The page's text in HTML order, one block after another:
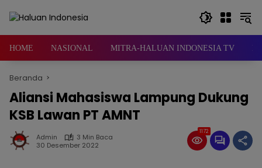
HOME NASIONAL MITRA-HALUAN INDONESIA TV
Beranda
Aliansi Mahasiswa Lampung Dukung
KSB Lawan PT AMNT
Admin
3 Min Baca
30 Desember 2022
1172